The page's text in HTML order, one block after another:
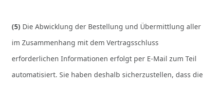
(5) Die Abwicklung der Bestellung und Übermittlung aller
im Zusammenhang mit dem Vertragsschluss
erforderlichen Informationen erfolgt per E-Mail zum Teil
automatisiert. Sie haben deshalb sicherzustellen, dass die